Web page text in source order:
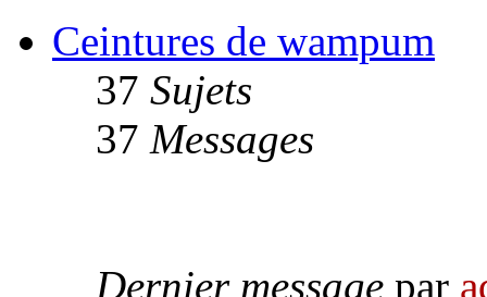
Ceintures de wampum
37 Sujets
37 Messages
Dernier message par